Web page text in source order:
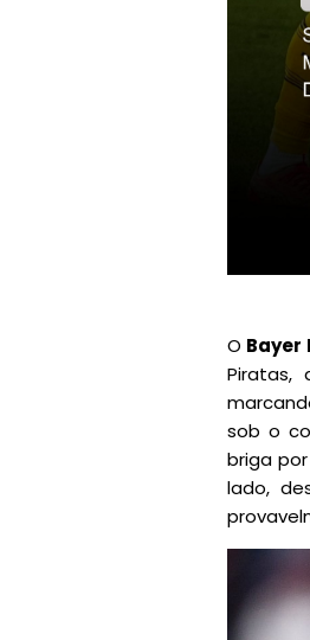
O Bayer
sob o
briga
lado,